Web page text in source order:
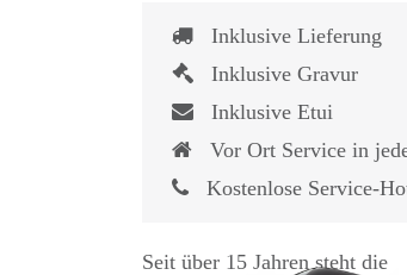
Inklusive Lieferung
Inklusive Gravur
Inklusive Etui
Vor Ort Service in
Kostenlose Service-
Seit über 15 Jahren steht die